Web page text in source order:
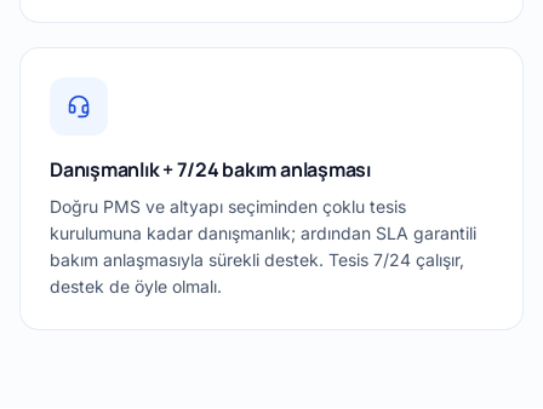
Danışmanlık + 7/24 bakım anlaşması
Doğru PMS ve altyapı seçiminden çoklu tesis
kurulumuna kadar danışmanlık; ardından SLA garantili
bakım anlaşmasıyla sürekli destek. Tesis 7/24 çalışır,
destek de öyle olmalı.